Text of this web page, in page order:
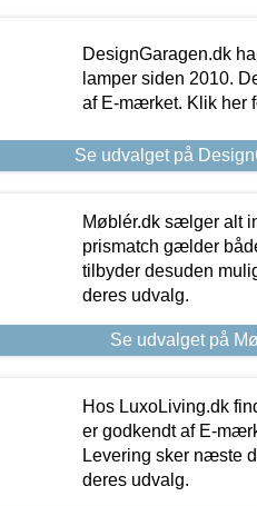
DesignGaragen.dk
lamper siden 2010.
af E-mærket. Klik her
Se udvalget på
Møblér.dk sælger alt
prismatch gælder
tilbyder desuden
deres udvalg.
Se udvalget på
Hos LuxoLiving.dk
er godkendt af E-
Levering sker næste
deres udvalg.